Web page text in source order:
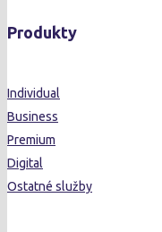
Produkty
Individual
Business
Premium
Digital
Ostatné služby